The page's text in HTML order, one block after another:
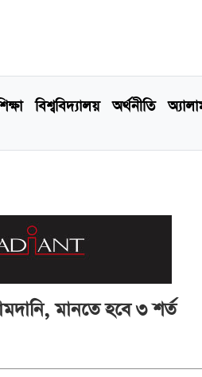
বিশ্ববিদ্যালয় অর্থনীতি
মানতে হবে ৩ শর্ত